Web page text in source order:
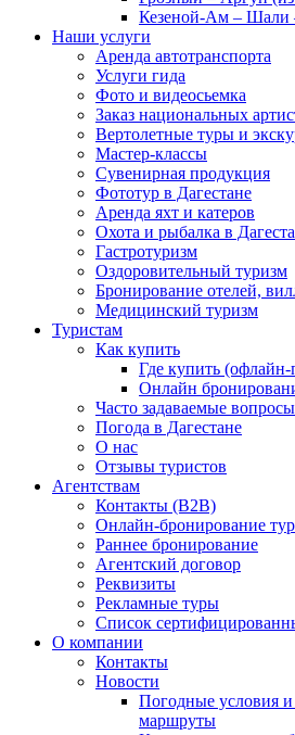
Кезеной-Ам – Шали
Наши услуги
Аренда автотранспорта
Услуги гида
Фото и видеосьемка
Заказ национальных
Вертолетные туры и
Мастер-классы
Сувенирная продукция
Фототур в Дагестане
Аренда яхт и катеров
Охота и рыбалка в
Гастротуризм
Оздоровительный туризм
Бронирование отелей,
Медицинский туризм
Туристам
Как купить
Где купить
Онлайн
Часто задаваемые вопросы
Погода в Дагестане
О нас
Отзывы туристов
Агентствам
Контакты (B2B)
Онлайн-бронирование
Раннее бронирование
Агентский договор
Реквизиты
Рекламные туры
Список
О компании
Контакты
Новости
Погодные условия и
маршруты